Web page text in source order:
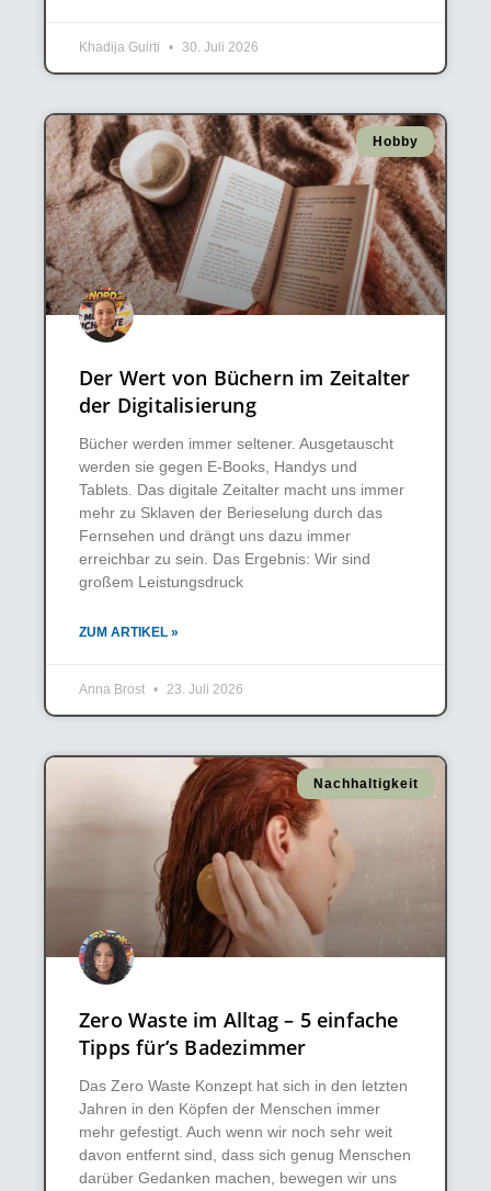
Khadija Guirti 30. Juli 2026
Hobby
Der Wert von Büchern im Zeitalter
der Digitalisierung
Bücher werden immer seltener. Ausgetauscht
werden sie gegen E-Books, Handys und
Tablets. Das digitale Zeitalter macht uns immer
mehr zu Sklaven der Berieselung durch das
Fernsehen und drängt uns dazu immer
erreichbar zu sein. Das Ergebnis: Wir sind
großem Leistungsdruck
ZUM ARTIKEL »
Anna Brost 23. Juli 2026
Nachhaltigkeit
Zero Waste im Alltag – 5 einfache
Tipps für’s Badezimmer
Das Zero Waste Konzept hat sich in den letzten
Jahren in den Köpfen der Menschen immer
mehr gefestigt. Auch wenn wir noch sehr weit
davon entfernt sind, dass sich genug Menschen
darüber Gedanken machen, bewegen wir uns